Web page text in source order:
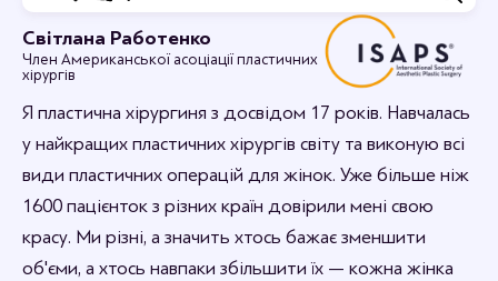
Світлана Работенко
Член Американської асоціації пластичних
хірургів
Я пластична хірургиня з досвідом 17 років. Навчалась
у найкращих пластичних хірургів світу та виконую всі
види пластичних операцій для жінок. Уже більше ніж
1600 пацієнток з різних країн довірили мені свою
красу. Ми різні, а значить хтось бажає зменшити
об'єми, а хтось навпаки збільшити їх — кожна жінка
Дивовижно, я в захваті.
rabotenkosvitlana